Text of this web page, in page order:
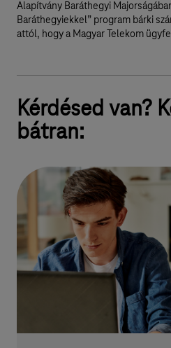
Alapítvány Baráthegyi
Baráthegyiekkel” program bárki
attól, hogy a Magyar Telekom
Kérdésed van?
bátran: